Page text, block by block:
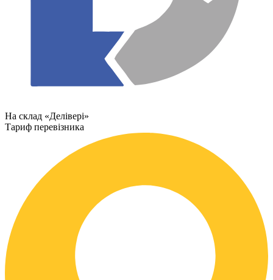
На склад «Делівері»
Тариф перевізника